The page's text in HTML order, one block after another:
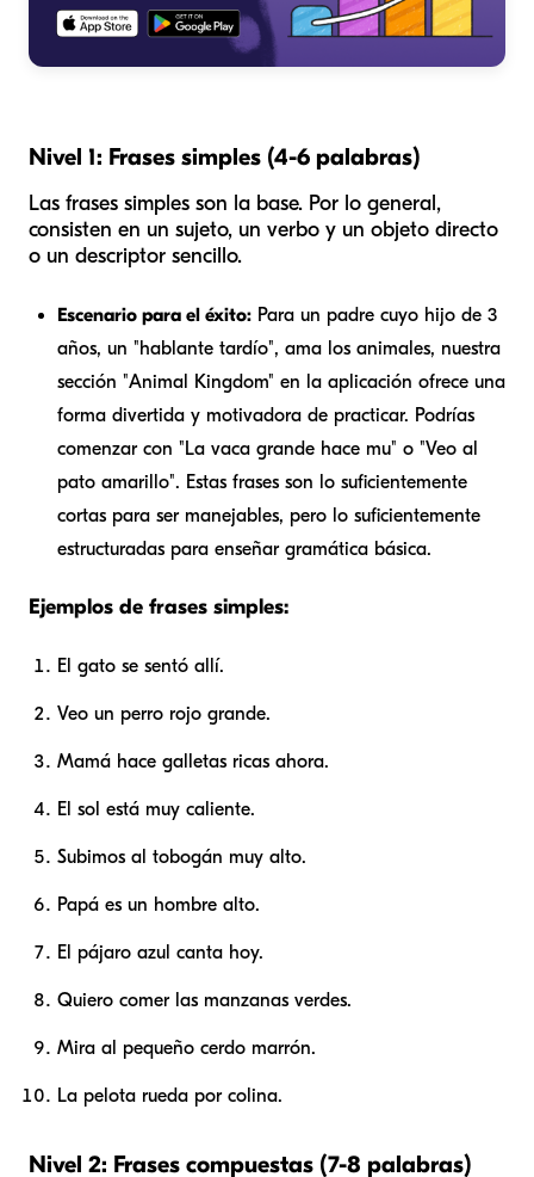
Nivel 1: Frases simples (4-6 palabras)
Las frases simples son la base. Por lo general,
consisten en un sujeto, un verbo y un objeto directo
o un descriptor sencillo.
Escenario para el éxito: Para un padre cuyo hijo de 3
años, un "hablante tardío", ama los animales, nuestra
sección "Animal Kingdom" en la aplicación ofrece una
forma divertida y motivadora de practicar. Podrías
comenzar con "La vaca grande hace mu" o "Veo al
pato amarillo". Estas frases son lo suficientemente
cortas para ser manejables, pero lo suficientemente
estructuradas para enseñar gramática básica.
Ejemplos de frases simples:
El gato se sentó allí.
Veo un perro rojo grande.
Mamá hace galletas ricas ahora.
El sol está muy caliente.
Subimos al tobogán muy alto.
Papá es un hombre alto.
El pájaro azul canta hoy.
Quiero comer las manzanas verdes.
Mira al pequeño cerdo marrón.
La pelota rueda por colina.
Nivel 2: Frases compuestas (7-8 palabras)